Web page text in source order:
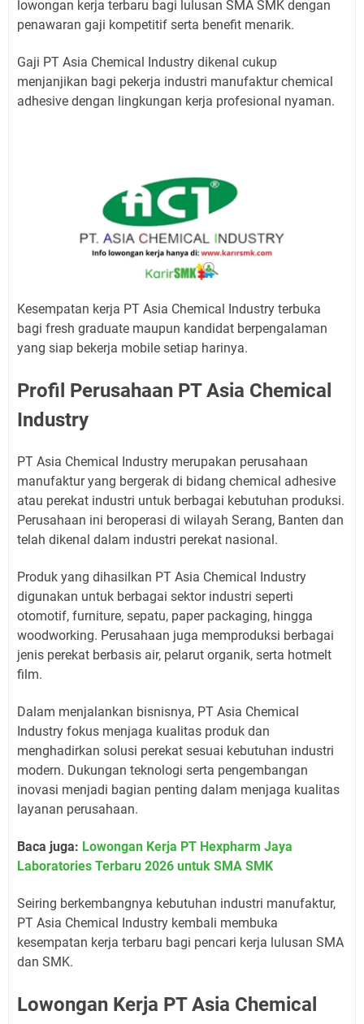
lowongan kerja terbaru bagi lulusan SMA SMK dengan
penawaran gaji kompetitif serta benefit menarik.
Gaji PT Asia Chemical Industry dikenal cukup
menjanjikan bagi pekerja industri manufaktur chemical
adhesive dengan lingkungan kerja profesional nyaman.
Kesempatan kerja PT Asia Chemical Industry terbuka
bagi fresh graduate maupun kandidat berpengalaman
yang siap bekerja mobile setiap harinya.
Profil Perusahaan PT Asia Chemical
Industry
PT Asia Chemical Industry merupakan perusahaan
manufaktur yang bergerak di bidang chemical adhesive
atau perekat industri untuk berbagai kebutuhan produksi.
Perusahaan ini beroperasi di wilayah Serang, Banten dan
telah dikenal dalam industri perekat nasional.
Produk yang dihasilkan PT Asia Chemical Industry
digunakan untuk berbagai sektor industri seperti
otomotif, furniture, sepatu, paper packaging, hingga
woodworking. Perusahaan juga memproduksi berbagai
jenis perekat berbasis air, pelarut organik, serta hotmelt
film.
Dalam menjalankan bisnisnya, PT Asia Chemical
Industry fokus menjaga kualitas produk dan
menghadirkan solusi perekat sesuai kebutuhan industri
modern. Dukungan teknologi serta pengembangan
inovasi menjadi bagian penting dalam menjaga kualitas
layanan perusahaan.
Baca juga: Lowongan Kerja PT Hexpharm Jaya
Laboratories Terbaru 2026 untuk SMA SMK
Seiring berkembangnya kebutuhan industri manufaktur,
PT Asia Chemical Industry kembali membuka
kesempatan kerja terbaru bagi pencari kerja lulusan SMA
dan SMK.
Lowongan Kerja PT Asia Chemical